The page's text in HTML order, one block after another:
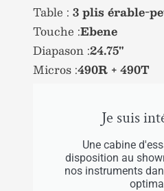
Table : 3 plis érable-
Touche :Ebene
Diapason :24.75"
Micros :490R + 490T
Je suis
Une cabine
disposition au
nos instruments